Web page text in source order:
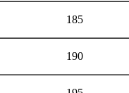
185
190